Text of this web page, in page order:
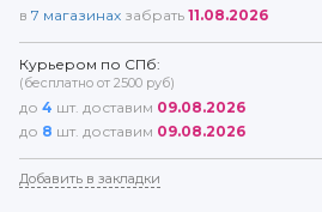
в 7 магазинах забрать 11.08.2026
Курьером по СПб:
(бесплатно от 2500 руб)
до 4 шт. доставим 09.08.2026
до 8 шт. доставим 09.08.2026
Добавить в закладки